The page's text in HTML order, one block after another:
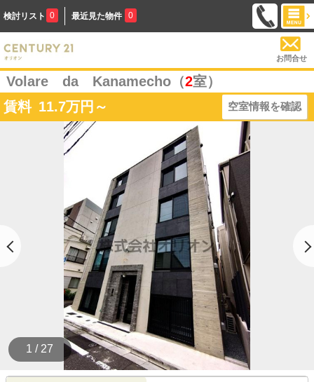
検討リスト 0 最近見た物件 0
お問合せ
Volare da Kanamecho（2室）
賃料 11.7万円～ 空室情報を確認
1 / 27